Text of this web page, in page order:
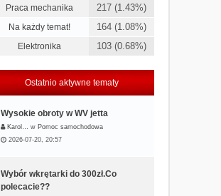
Praca mechanika 217 (1.43%)
Na każdy temat! 164 (1.08%)
Elektronika 103 (0.68%)
Ostatnio aktywne tematy
Wysokie obroty w WV jetta
Karol… w Pomoc samochodowa
2026-07-20, 20:57
Wybór wkrętarki do 300zł.Co
polecacie??